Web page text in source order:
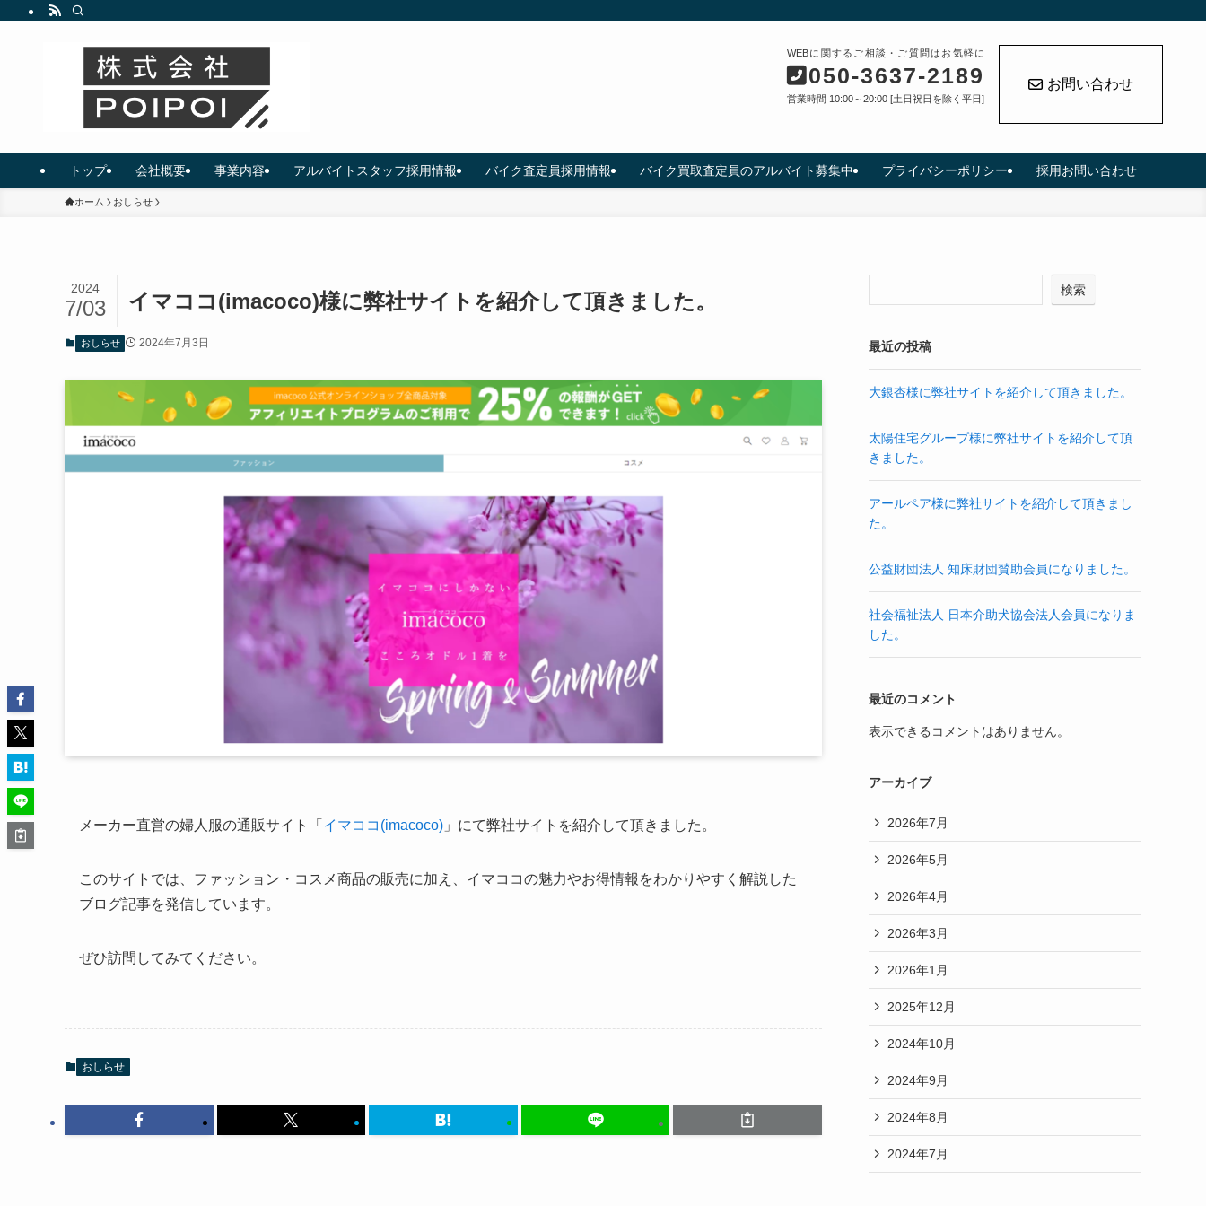
WEBに関するご相談・ご質問はお気軽に
050-3637-2189
営業時間 10:00～20:00 [土日祝日を除く平日]
お問い合わせ
トップ 会社概要 事業内容 アルバイトスタッフ採用情報 バイク査定員採用情報 バイク買取査定員のアルバイト募集中 プライバシーポリシー 採用お問い合わせ
ホーム おしらせ
イマココ(imacoco)様に弊社サイトを紹介して頂きました。
2024
7/03
おしらせ 2024年7月3日
メーカー直営の婦人服の通販サイト「 イマココ(imacoco) 」にて弊社サイトを紹介して頂きました。
このサイトでは、ファッション・コスメ商品の販売に加え、イマココの魅力やお得情報をわかりやすく解説した
ブログ記事を発信しています。
ぜひ訪問してみてください。
おしらせ
検索
最近の投稿
大銀杏様に弊社サイトを紹介して頂きました。
太陽住宅グループ様に弊社サイトを紹介して頂
きました。
アールペア様に弊社サイトを紹介して頂きまし
た。
公益財団法人 知床財団賛助会員になりました。
社会福祉法人 日本介助犬協会法人会員になりま
した。
最近のコメント
表示できるコメントはありません。
アーカイブ
2026年7月
2026年5月
2026年4月
2026年3月
2026年1月
2025年12月
2024年10月
2024年9月
2024年8月
2024年7月